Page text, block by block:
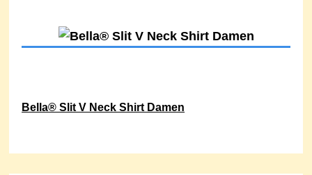
Bella® Slit V Neck Shirt Damen